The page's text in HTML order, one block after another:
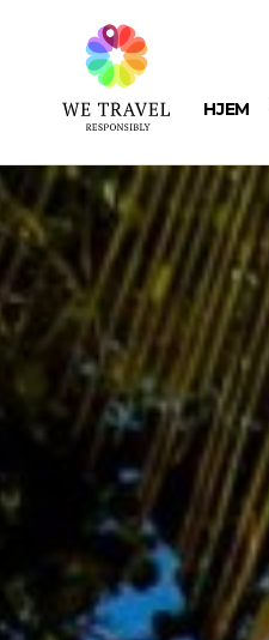
hovedindhold
HJEM